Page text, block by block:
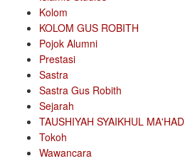
Kolom
KOLOM GUS ROBITH
Pojok Alumni
Prestasi
Sastra
Sastra Gus Robith
Sejarah
TAUSHIYAH SYAIKHUL MA'HAD
Tokoh
Wawancara